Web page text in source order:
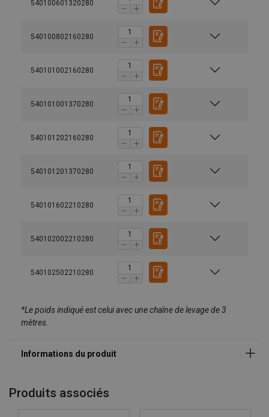
540100601320280
540100802160280
540101002160280
540101001370280
540101202160280
540101201370280
540101602210280
540102002210280
540102502210280
*Le poids indiqué est celui avec une chaîne de levage de 3
mètres.
Produits associés